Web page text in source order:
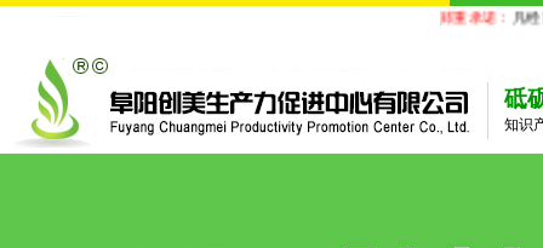
郑重承诺： 凡经
砥
知识